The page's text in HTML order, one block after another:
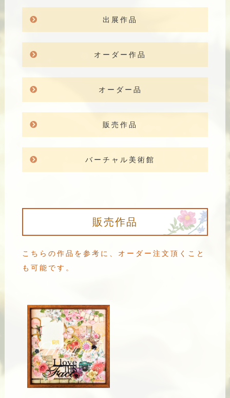
出展作品
オーダー作品
オーダー品
販売作品
バーチャル美術館
販売作品
こちらの作品を参考に、オーダー注文頂くこと
も可能です。